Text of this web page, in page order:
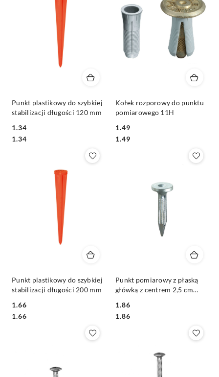
Punkt plastikowy do szybkiej
stabilizacji długości 120 mm
Cena:
1.34
Cena:
1.34
Kołek rozporowy do punktu
pomiarowego 11H
Cena:
1.49
Cena:
1.49
Punkt plastikowy do szybkiej
stabilizacji długości 200 mm
Cena:
1.66
Cena:
1.66
Punkt pomiarowy z płaską
główką z centrem 2,5 cm
Cena:
1.86
Cena:
1.86